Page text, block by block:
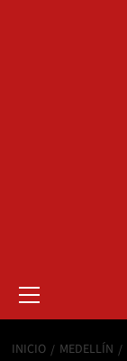
primario
INICIO MEDELLÍN